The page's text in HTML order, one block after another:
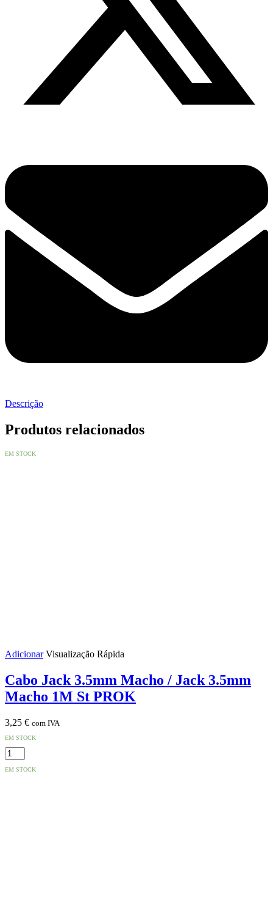
Descrição
Produtos relacionados
EM STOCK
Adicionar Visualização Rápida
Cabo Jack 3.5mm Macho / Jack 3.5mm
Macho 1M St PROK
3,25 € com IVA
EM STOCK
Quantidade
de
Cabo
EM STOCK